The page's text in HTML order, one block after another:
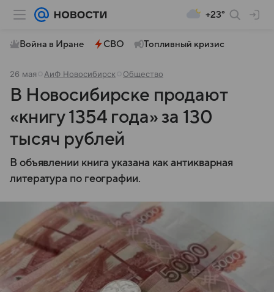
+23°
Война в Иране СВО Топливный кризис
26 мая АиФ Новосибирск Общество
В Новосибирске продают
«книгу 1354 года» за 130
тысяч рублей
В объявлении книга указана как антикварная
литература по географии.